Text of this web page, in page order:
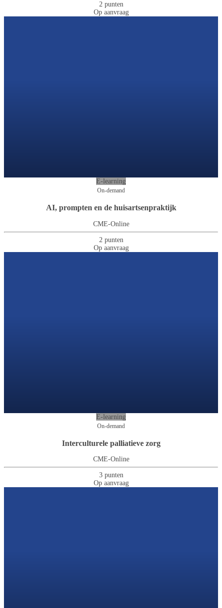
2 punten
Op aanvraag
E-learning
On-demand
AI, prompten en de huisartsenpraktijk
CME-Online
2 punten
Op aanvraag
E-learning
On-demand
Interculturele palliatieve zorg
CME-Online
3 punten
Op aanvraag